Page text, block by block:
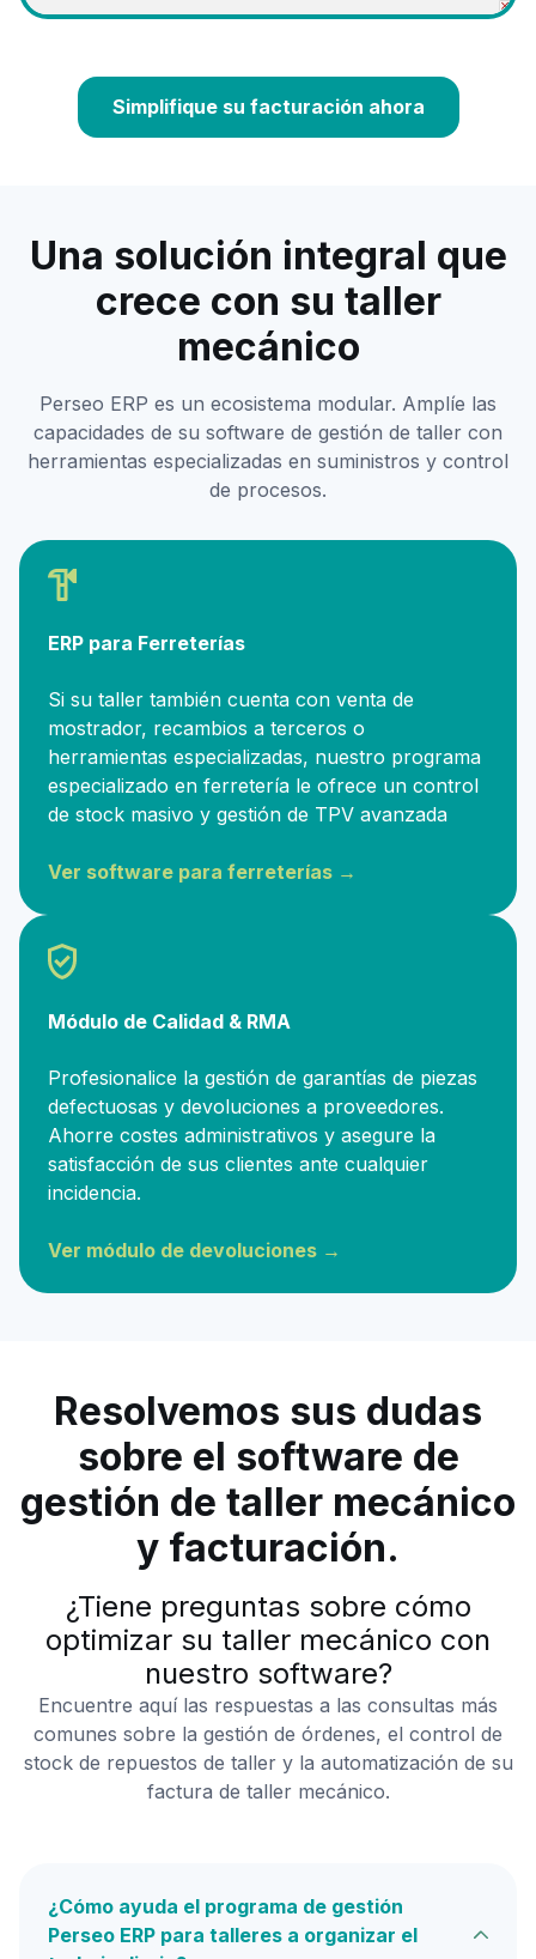
Simplifique su facturación ahora
Una solución integral que
crece con su taller
mecánico
Perseo ERP es un ecosistema modular. Amplíe las
capacidades de su software de gestión de taller con
herramientas especializadas en suministros y control
de procesos.
ERP para Ferreterías
Si su taller también cuenta con venta de
mostrador, recambios a terceros o
herramientas especializadas, nuestro programa
especializado en ferretería le ofrece un control
de stock masivo y gestión de TPV avanzada
Ver software para ferreterías →
Módulo de Calidad & RMA
Profesionalice la gestión de garantías de piezas
defectuosas y devoluciones a proveedores.
Ahorre costes administrativos y asegure la
satisfacción de sus clientes ante cualquier
incidencia.
Ver módulo de devoluciones →
Resolvemos sus dudas
sobre el software de
gestión de taller mecánico
y facturación.
¿Tiene preguntas sobre cómo
optimizar su taller mecánico con
nuestro software?
Encuentre aquí las respuestas a las consultas más
comunes sobre la gestión de órdenes, el control de
stock de repuestos de taller y la automatización de su
factura de taller mecánico.
¿Cómo ayuda el programa de gestión
Perseo ERP para talleres a organizar el